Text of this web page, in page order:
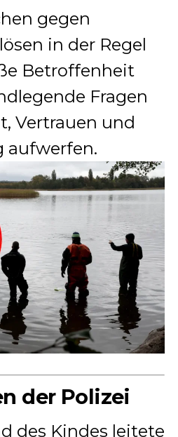
gegen
in der Regel
Betroffenheit
Fragen
Vertrauen und
aufwerfen.
der Polizei
des Kindes leitete